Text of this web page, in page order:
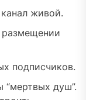
живой.
подписчиков.
“мертвых душ”.